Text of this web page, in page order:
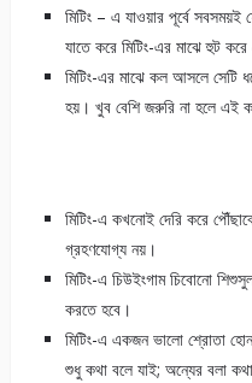
মিটিং – এ যাওয়ার পূর্বে
যাতে করে মিটিং-এর মাঝে হুট
মিটিং-এর মাঝে কল আসলে সেটি
হয়। খুব বেশি জরুরি না হলে এই
মিটিং-এ কখনোই দেরি করে
গ্রহণযোগ্য নয়।
মিটিং-এ চিউইংগাম চিবোনো
করতে হবে।
মিটিং-এ একজন ভালো শ্রোতা
শুধু কথা বলে যাই; অন্যের বলা